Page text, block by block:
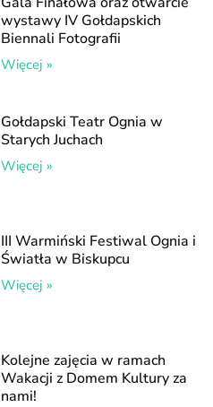
wystawy IV Gołdapskich
Biennali Fotografii
Więcej »
Gołdapski Teatr Ognia w
Starych Juchach
Więcej »
III Warmiński Festiwal Ognia i
Światła w Biskupcu
Więcej »
Kolejne zajęcia w ramach
Wakacji z Domem Kultury za
nami!